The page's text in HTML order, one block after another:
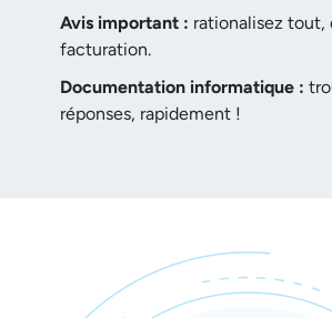
Avis important : rationalisez tout,
facturation.
Documentation informatique :
réponses, rapidement !